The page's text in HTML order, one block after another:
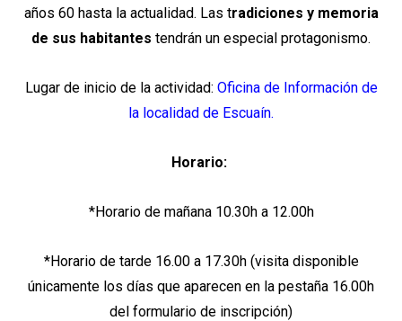
años 60 hasta la actualidad. Las tradiciones y memoria
de sus habitantes tendrán un especial protagonismo.
Lugar de inicio de la actividad: Oficina de Información de
la localidad de Escuaín.
Horario:
*Horario de mañana 10.30h a 12.00h
*Horario de tarde 16.00 a 17.30h (visita disponible
únicamente los días que aparecen en la pestaña 16.00h
del formulario de inscripción)